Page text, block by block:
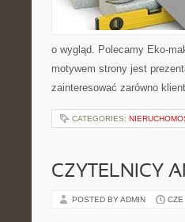
o wygląd. Polecamy Eko-
motywem strony jest
zainteresować zarówno
CATEGORIES:
CZYTELNICY
POSTED BY ADMIN